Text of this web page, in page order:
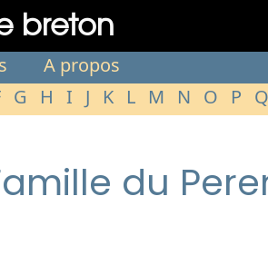
breton
A propos
G H I J K L M N O P Q
du